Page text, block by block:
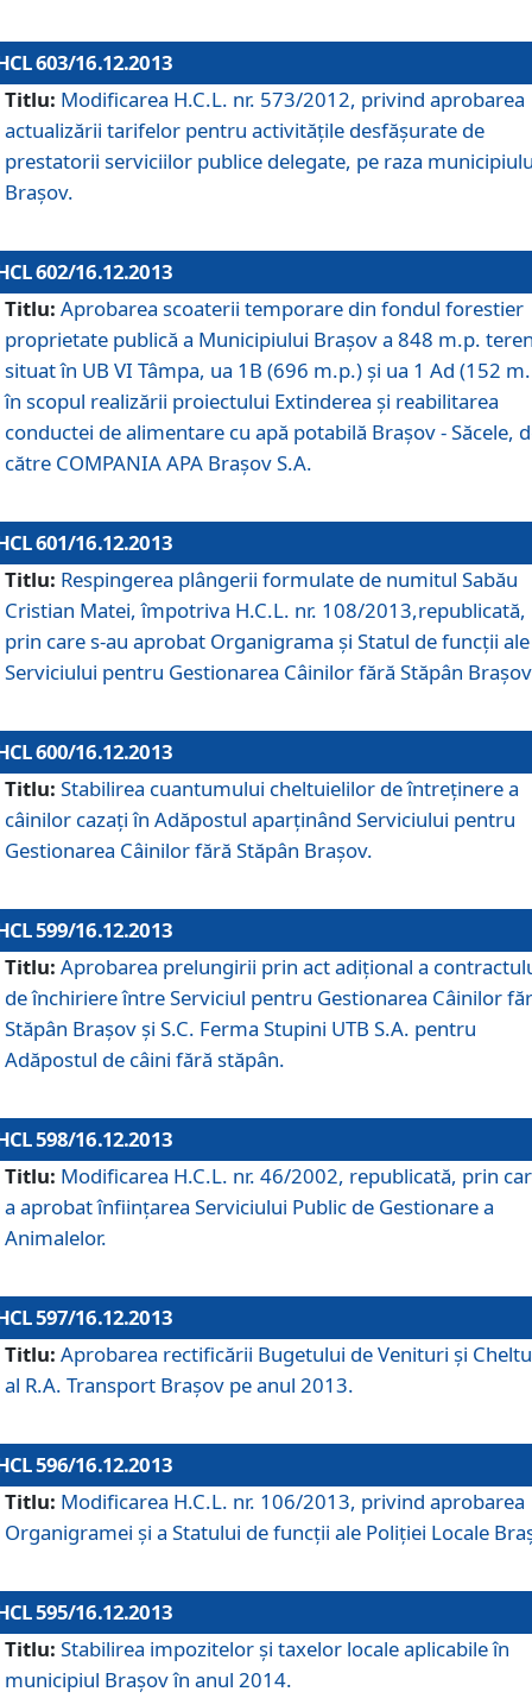
603/16.12.2013
Titlu: Modificarea H.C.L. nr. 573/2012, privind aprobarea
actualizării tarifelor pentru activităţile desfăşurate de
prestatorii serviciilor publice delegate, pe raza
Braşov.
602/16.12.2013
Titlu: Aprobarea scoaterii temporare din fondul forestier
proprietate publică a Municipiului Braşov a 848 m.p.
situat în UB VI Tâmpa, ua 1B (696 m.p.) şi ua 1 Ad (152
în scopul realizării proiectului Extinderea şi reabilitarea
conductei de alimentare cu apă potabilă Braşov - Săcele,
către COMPANIA APA Braşov S.A.
601/16.12.2013
Titlu: Respingerea plângerii formulate de numitul Sabău
Cristian Matei, împotriva H.C.L. nr. 108/2013,republicată,
prin care s-au aprobat Organigrama şi Statul de funcţii ale
Serviciului pentru Gestionarea Câinilor fără Stăpân
600/16.12.2013
Titlu: Stabilirea cuantumului cheltuielilor de întreţinere a
câinilor cazaţi în Adăpostul aparţinând Serviciului pentru
Gestionarea Câinilor fără Stăpân Braşov.
599/16.12.2013
Titlu: Aprobarea prelungirii prin act adiţional a
de închiriere între Serviciul pentru Gestionarea Câinilor
Stăpân Braşov şi S.C. Ferma Stupini UTB S.A. pentru
Adăpostul de câini fără stăpân.
598/16.12.2013
Titlu: Modificarea H.C.L. nr. 46/2002, republicată, prin
a aprobat înfiinţarea Serviciului Public de Gestionare a
Animalelor.
597/16.12.2013
Titlu: Aprobarea rectificării Bugetului de Venituri şi
al R.A. Transport Braşov pe anul 2013.
596/16.12.2013
Titlu: Modificarea H.C.L. nr. 106/2013, privind aprobarea
Organigramei şi a Statului de funcţii ale Poliţiei Locale
595/16.12.2013
Titlu: Stabilirea impozitelor şi taxelor locale aplicabile în
municipiul Braşov în anul 2014.